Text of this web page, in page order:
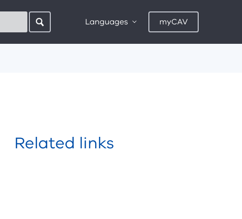
Languages myCAV
Related links